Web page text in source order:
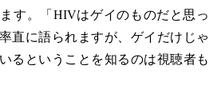
す。「HIVはゲイのものだと思っ
直に語られますが、ゲイだけじゃ
るということを知るのは視聴者も